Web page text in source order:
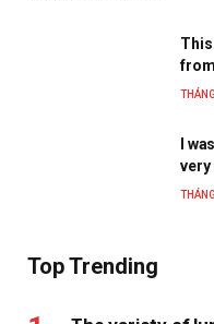
I
very
Top Trending